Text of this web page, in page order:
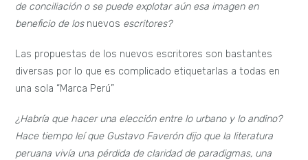
de conciliación o se puede explotar aún esa imagen en
beneficio de los nuevos escritores?
Las propuestas de los nuevos escritores son bastantes
diversas por lo que es complicado etiquetarlas a todas en
una sola “Marca Perú”
¿Habría que hacer una elección entre lo urbano y lo andino?
Hace tiempo leí que Gustavo Faverón dijo que la literatura
peruana vivía una pérdida de claridad de paradigmas, una